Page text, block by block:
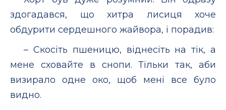
здогадався, що хитра лисиця хоче
обдурити сердешного жайвора, і порадив:
– Скосіть пшеницю, віднесіть на тік, а
мене сховайте в снопи. Тільки так, аби
визирало одне око, щоб мені все було
видно.